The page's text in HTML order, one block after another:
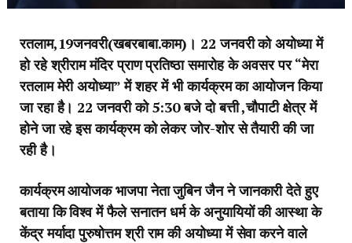
रतलाम,19जनवरी(खबरबाबा.काम)। 22 जनवरी को अयोध्या में
हो रहे श्रीराम मंदिर प्राण प्रतिष्ठा समारोह के अवसर पर “मेरा
रतलाम मेरी अयोध्या” में शहर में भी कार्यक्रम का आयोजन किया
जा रहा है। 22 जनवरी को 5:30 बजे दो बत्ती ,चौपाटी क्षेत्र में
होने जा रहे इस कार्यक्रम को लेकर जोर-शोर से तैयारी की जा
रही है।
कार्यक्रम आयोजक भाजपा नेता जुबिन जैन ने जानकारी देते हुए
बताया कि विश्व में फैले सनातन धर्म के अनुयायियों की आस्था के
केंद्र मर्यादा पुरुषोत्तम श्री राम की अयोध्या में सेवा करने वाले